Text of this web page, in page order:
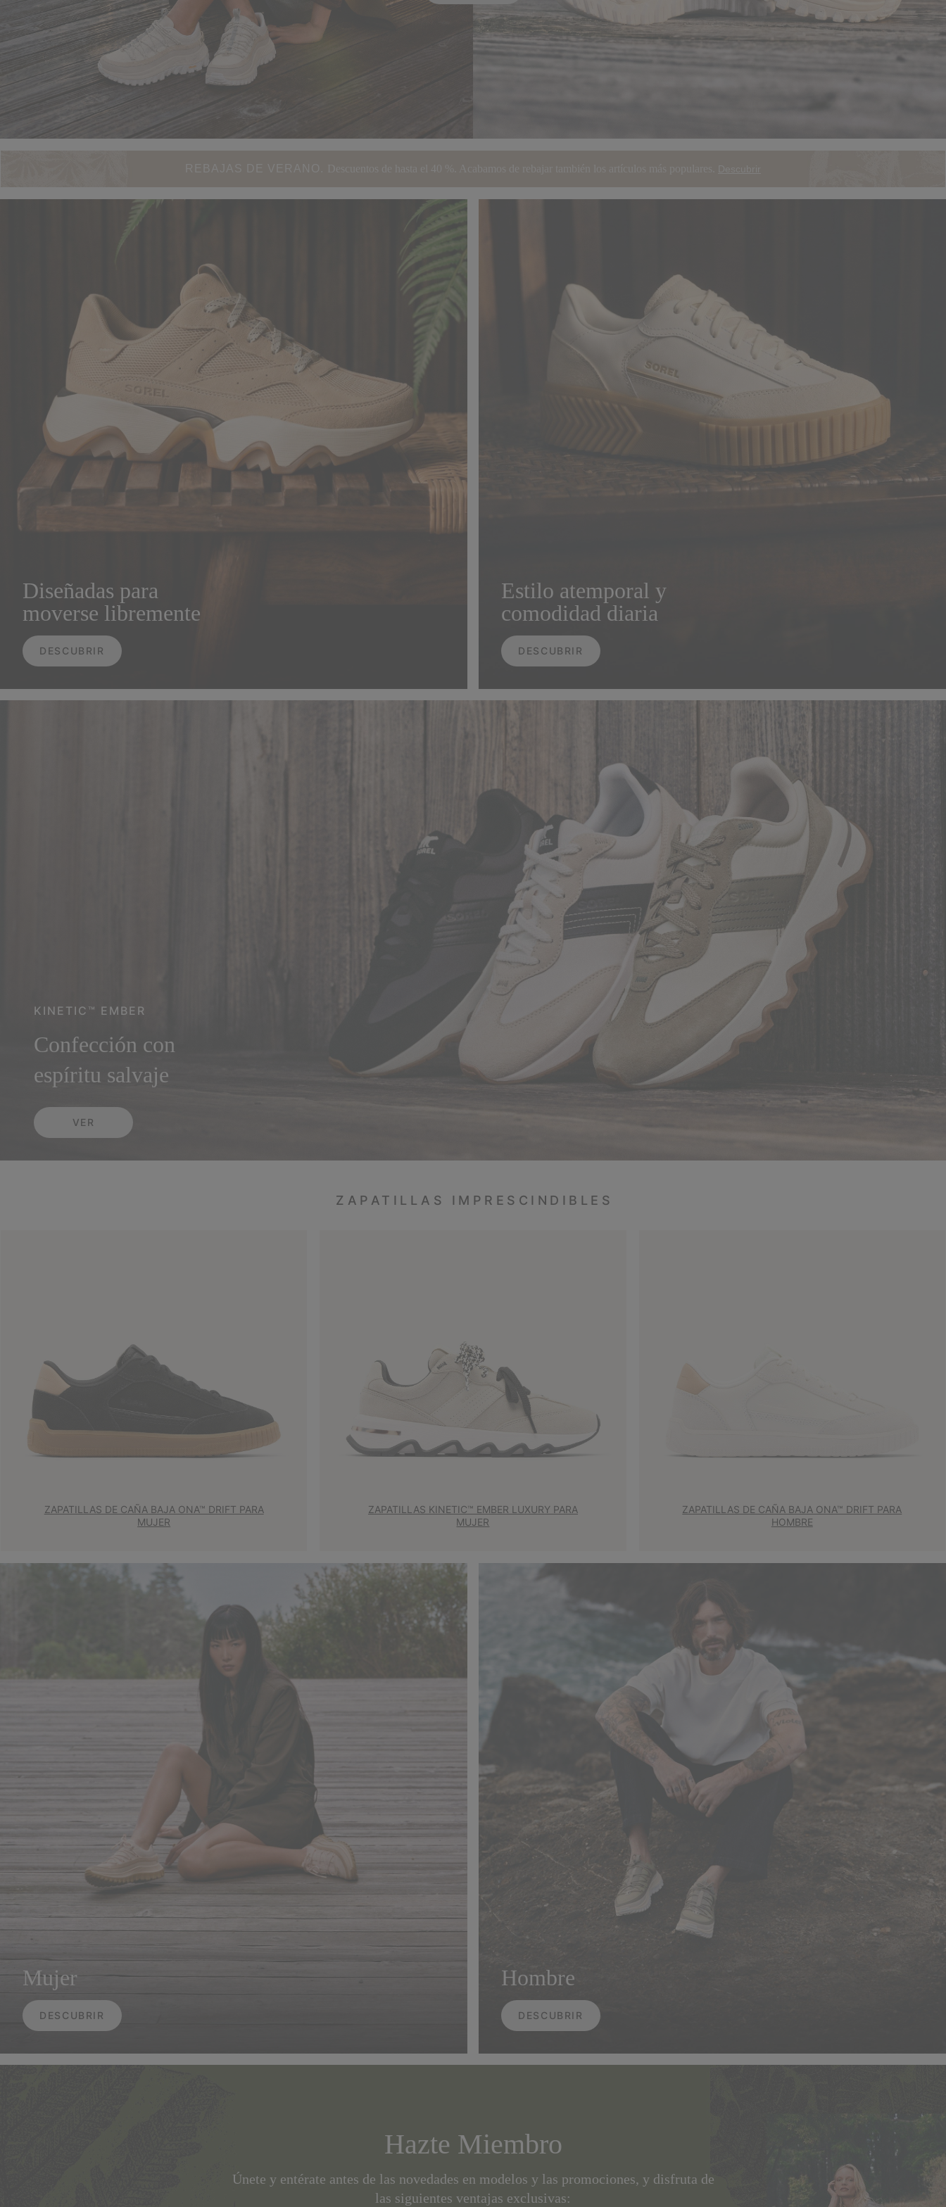
Diseñadas para
moverse libremente
DESCUBRIR
Estilo atemporal y
comodidad diaria
DESCUBRIR
KINETIC™ EMBER
Confección con
espíritu salvaje
VER
ZAPATILLAS IMPRESCINDIBLES
ZAPATILLAS DE CAÑA BAJA ONA™ DRIFT PARA
MUJER
ZAPATILLAS KINETIC™ EMBER LUXURY PARA
MUJER
ZAPATILLAS DE CAÑA BAJA ONA™ DRIFT PARA
HOMBRE
Mujer
DESCUBRIR
Hombre
DESCUBRIR
Hazte Miembro
Únete y entérate antes de las novedades en modelos y las promociones, y disfruta de
las siguientes ventajas exclusivas: